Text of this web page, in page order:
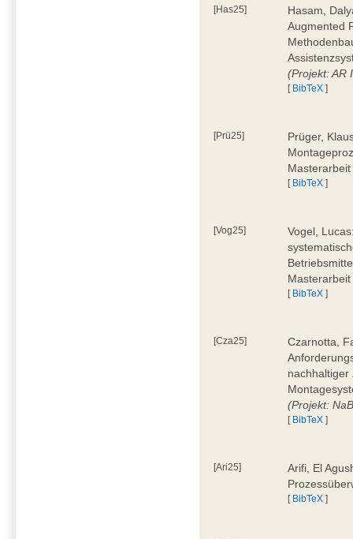
[Has25]
Hasam,
Augmented
(Projekt: AR
[ BibTeX ]
[Prü25]
Prüger,
[ BibTeX ]
[Vog25]
Vogel,
[ BibTeX ]
[Cza25]
Czarnotta,
nachhaltiger
(Projekt:
[ BibTeX ]
[Ari25]
Arifi, El
[ BibTeX ]